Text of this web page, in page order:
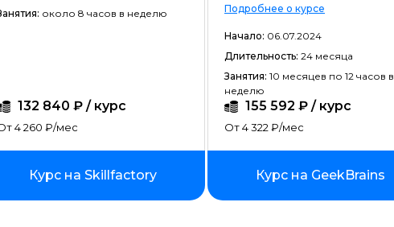
Backend-разработка
Создание сайтов на тильде
Fullstack-разработка
Terraform
около 8 часов в неделю
132 840 ₽ / курс
4 260 ₽/мес
Курс на Skillfactory
Подробнее о курсе
Начало: 06.07.2024
Длительность: 24 месяца
Занятия: 10 месяцев по 12 часов в
неделю
155 592 ₽ / курс
От 4 322 ₽/мес
Курс на GeekBrains